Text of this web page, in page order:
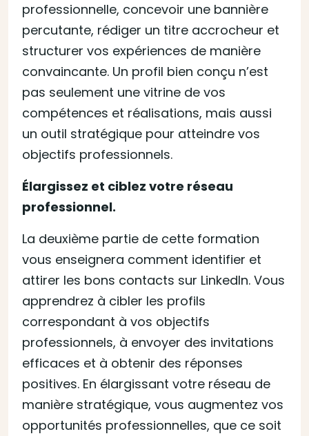
professionnelle, concevoir une bannière
percutante, rédiger un titre accrocheur et
structurer vos expériences de manière
convaincante. Un profil bien conçu n’est
pas seulement une vitrine de vos
compétences et réalisations, mais aussi
un outil stratégique pour atteindre vos
objectifs professionnels.
Élargissez et ciblez votre réseau
professionnel.
La deuxième partie de cette formation
vous enseignera comment identifier et
attirer les bons contacts sur LinkedIn. Vous
apprendrez à cibler les profils
correspondant à vos objectifs
professionnels, à envoyer des invitations
efficaces et à obtenir des réponses
positives. En élargissant votre réseau de
manière stratégique, vous augmentez vos
opportunités professionnelles, que ce soit